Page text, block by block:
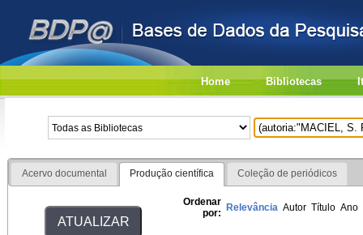
Home Bibliotecas
Acervo documental Produção científica Coleção de periódicos
Ordenar
por: Relevância Autor Título Ano